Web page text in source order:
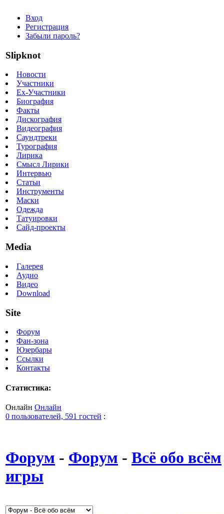
Вход
Регистрация
Забыли пароль?
Slipknot
Новости
Участники
Ex-Участники
Биография
Факты
Дискография
Видеография
Саундтреки
Турография
Лирика
Смысл Лирики
Интервью
Статьи
Инструменты
Маски
Одежда
Татуировки
Сайд-проекты
Media
Галерея
Аудио
Видео
Download
Site
Форум
Фан-зона
Юзербары
Ссылки
Контакты
Статистика:
Онлайн Онлайн
0 пользователей, 591 гостей :
Форум - Форум - Всё обо всём
игры